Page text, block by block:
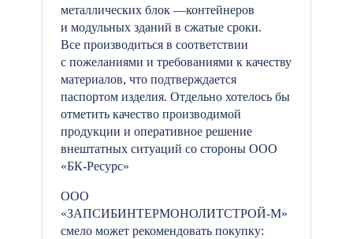
металлических блок —контейнеров
и модульных зданий в сжатые сроки.
Все производиться в соответствии
с пожеланиями и требованиями к качеству
материалов, что подтверждается
паспортом изделия. Отдельно хотелось бы
отметить качество производимой
продукции и оперативное решение
внештатных ситуаций со стороны ООО
«БК-Ресурс»
ООО
«ЗАПСИБИНТЕРМОНОЛИТСТРОЙ-М»
смело может рекомендовать покупку: